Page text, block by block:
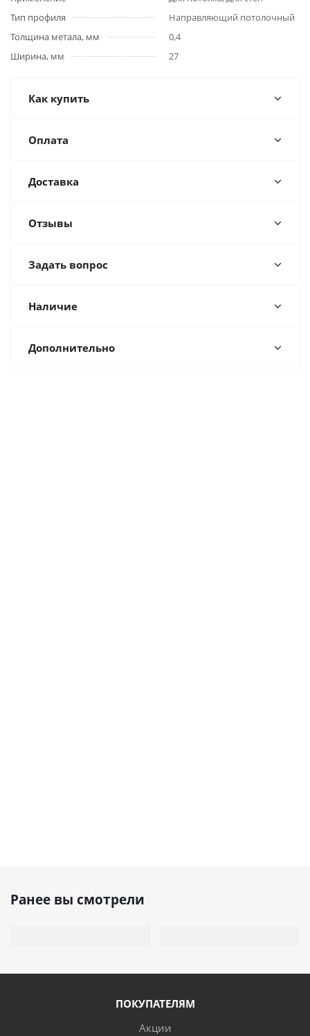
Тип профиля
Направляющий потолочный
Толщина метала, мм
0,4
Ширина, мм
27
Как купить
Оплата
Доставка
Отзывы
Задать вопрос
Наличие
Дополнительно
Ранее вы смотрели
ПОКУПАТЕЛЯМ
Акции